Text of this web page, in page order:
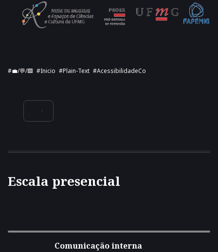
#💼/💬/🟩️ #inicio #plain-Text #acessibilidadeCo
Escala presencial
Comunicação interna